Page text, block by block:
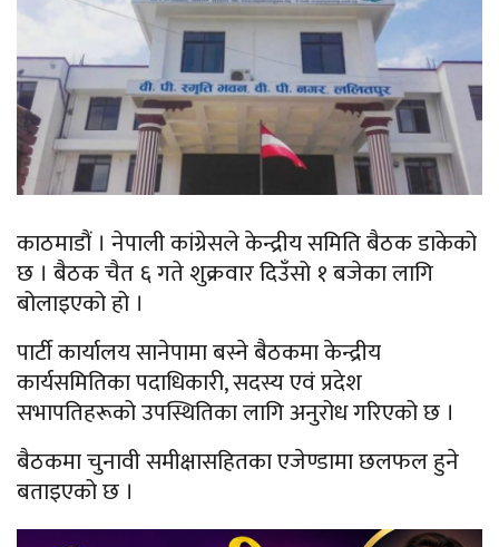
काठमाडौं । नेपाली कांग्रेसले केन्द्रीय समिति बैठक डाकेको
छ । बैठक चैत ६ गते शुक्रवार दिउँसो १ बजेका लागि
बोलाइएको हो ।
पार्टी कार्यालय सानेपामा बस्ने बैठकमा केन्द्रीय
कार्यसमितिका पदाधिकारी, सदस्य एवं प्रदेश
सभापतिहरूको उपस्थितिका लागि अनुरोध गरिएको छ ।
बैठकमा चुनावी समीक्षासहितका एजेण्डामा छलफल हुने
बताइएको छ ।